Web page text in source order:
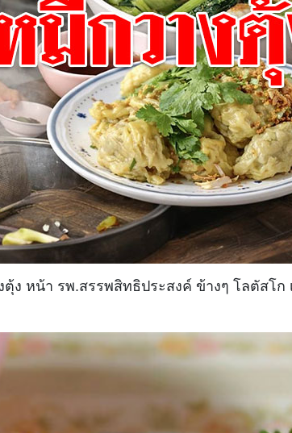
ตุ้ง หน้า รพ.สรรพสิทธิประสงค์ ข้างๆ โลตัสโก